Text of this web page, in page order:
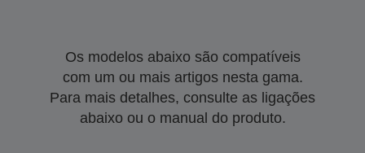
Os modelos abaixo são compatíveis
com um ou mais artigos nesta gama.
Para mais detalhes, consulte as ligações
abaixo ou o manual do produto.